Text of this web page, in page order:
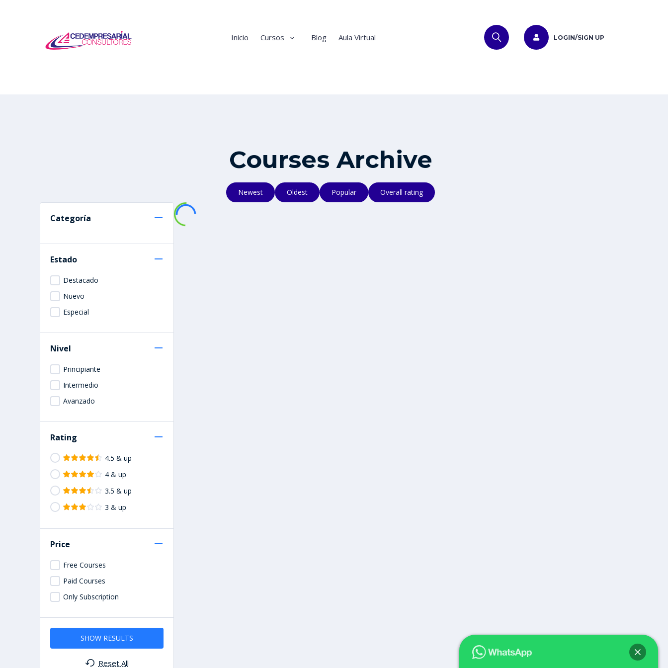
Inicio Cursos Blog Aula Virtual LOGIN/SIGN UP
Courses Archive
Newest Oldest Popular Overall rating
Categoría
Estado
Destacado
Nuevo
Especial
Nivel
Principiante
Intermedio
Avanzado
Rating
4.5 & up
4 & up
3.5 & up
3 & up
Price
Free Courses
Paid Courses
Only Subscription
SHOW RESULTS
Reset All